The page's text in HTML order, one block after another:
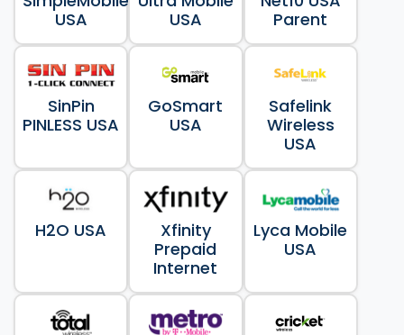
USA
USA
Parent
SinPin
PINLESS USA
GoSmart
USA
Safelink
Wireless
USA
H2O USA
Xfinity
Prepaid
Internet
Lyca Mobile
USA